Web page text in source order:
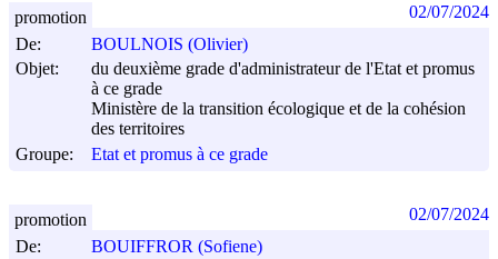
De:
BOULNOIS (Olivier)
Objet:
du deuxième grade d'administrateur de l'Etat et promus
à ce grade
Ministère de la transition écologique et de la cohésion
des territoires
Groupe:
Etat et promus à ce grade
promotion 02/07/2024
De:
BOUIFFROR (Sofiene)
promotion 02/07/2024